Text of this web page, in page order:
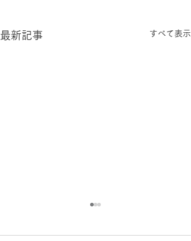
最新記事 すべて表示